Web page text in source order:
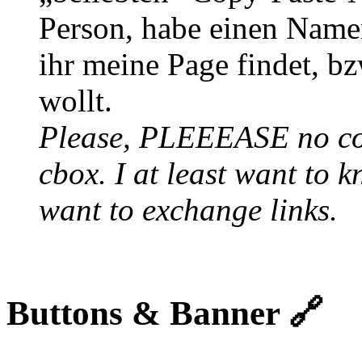
Person, habe einen
ihr meine Page findet,
wollt.
Please, PLEEEASE no
cbox. I at least want to
want to exchange links.
Buttons & Banner 🔗